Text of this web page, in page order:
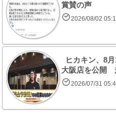
賞賛の声
2026/08/02
ヒカキン、8
大阪店を公開
2026/07/31